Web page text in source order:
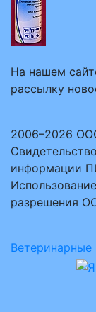
На нашем
рассылку
2006–2026
информации
разрешения
Ветеринарные